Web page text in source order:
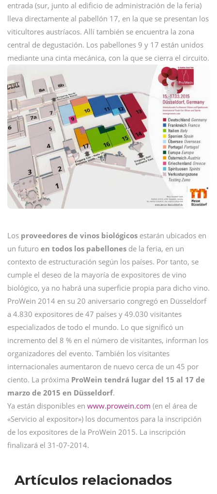
entrada (sur, junto al edificio de administración de la feria)
lleva directamente al pabellón 17, en la que se presentan los
viticultores austríacos. Allí también se encuentra la zona
central de degustación. Los pabellones 9 y 17 están unidos
mediante una cinta mecánica, con la que se cierra el circuito.
Los proveedores de vinos biológicos estarán ubicados en
un futuro en todos los pabellones de la feria, en un
contexto de estructuración según los países. Por tanto, se
cumple el deseo de la mayoría de expositores de vino
biológico, ya no habrá una superficie propia para dicho vino.
ProWein 2014 en su 20 aniversario congregó en Düsseldorf
a 4.830 expositores de 47 países y 49.030 visitantes
especializados de todo el mundo. Lo que significó un
incremento del 8 % en el número de visitantes, informan los
organizadores del evento. También los visitantes
internacionales aumentaron de nuevo cerca de un 45 por
ciento. La próxima ProWein tendrá lugar del 15 al 17 de
marzo de 2015 en Düsseldorf.
Ya están disponibles en www.prowein.com (en el área de
«Servicio al expositor») los documentos para la inscripción
de los expositores de la ProWein 2015. La inscripción
finalizará el 31-07-2014.
Artículos relacionados